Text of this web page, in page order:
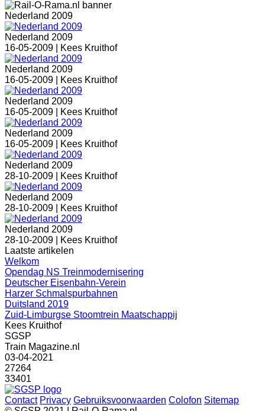
Nederland 2009
Nederland 2009
16-05-2009 |
Kees Kruithof
Nederland 2009
16-05-2009 |
Kees Kruithof
Nederland 2009
16-05-2009 |
Kees Kruithof
Nederland 2009
16-05-2009 |
Kees Kruithof
Nederland 2009
28-10-2009 |
Kees Kruithof
Nederland 2009
28-10-2009 |
Kees Kruithof
Nederland 2009
28-10-2009 |
Kees Kruithof
Laatste artikelen
Welkom
Opendag NS Treinmodernisering
Deutscher Eisenbahn-Verein
Harzer Schmalspurbahnen
Duitsland 2019
Zuid-Limburgse Stoomtrein Maatschappij
Kees Kruithof
SGSP
Train Magazine.nl
03-04-2021
27264
33401
Contact Privacy Gebruiksvoorwaarden Colofon Sitemap